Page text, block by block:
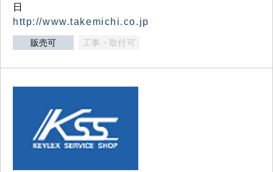
日
http://www.takemichi.co.jp
販売可 工事・取付可